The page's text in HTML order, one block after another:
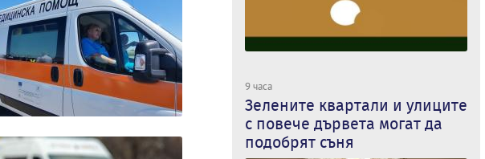
9 часа
Зелените квартали и улиците
с повече дървета могат да
подобрят съня